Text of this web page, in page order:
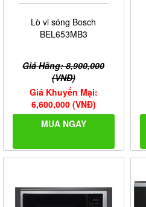
Lò vi sóng Bosch
BEL653MB3
Giá Hãng: 8,900,000
(VNĐ)
Giá Khuyến Mại:
6,600,000 (VNĐ)
MUA NGAY